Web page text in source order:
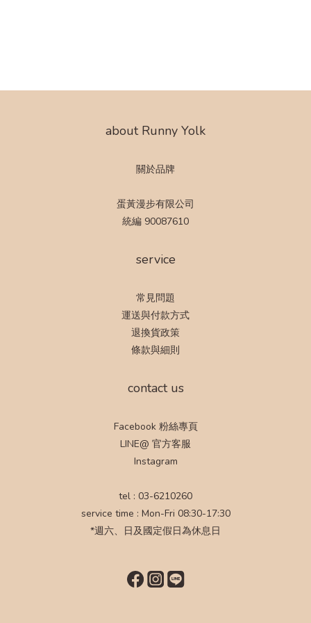
about Runny Yolk
關於品牌
蛋黃漫步有限公司
統編 90087610
service
常見問題
運送與付款方式
退換貨政策
條款與細則
contact us
Facebook 粉絲專頁
LINE@ 官方客服
Instagram
tel : 03-6210260
service time : Mon-Fri 08:30-17:30
*週六、日及國定假日為休息日